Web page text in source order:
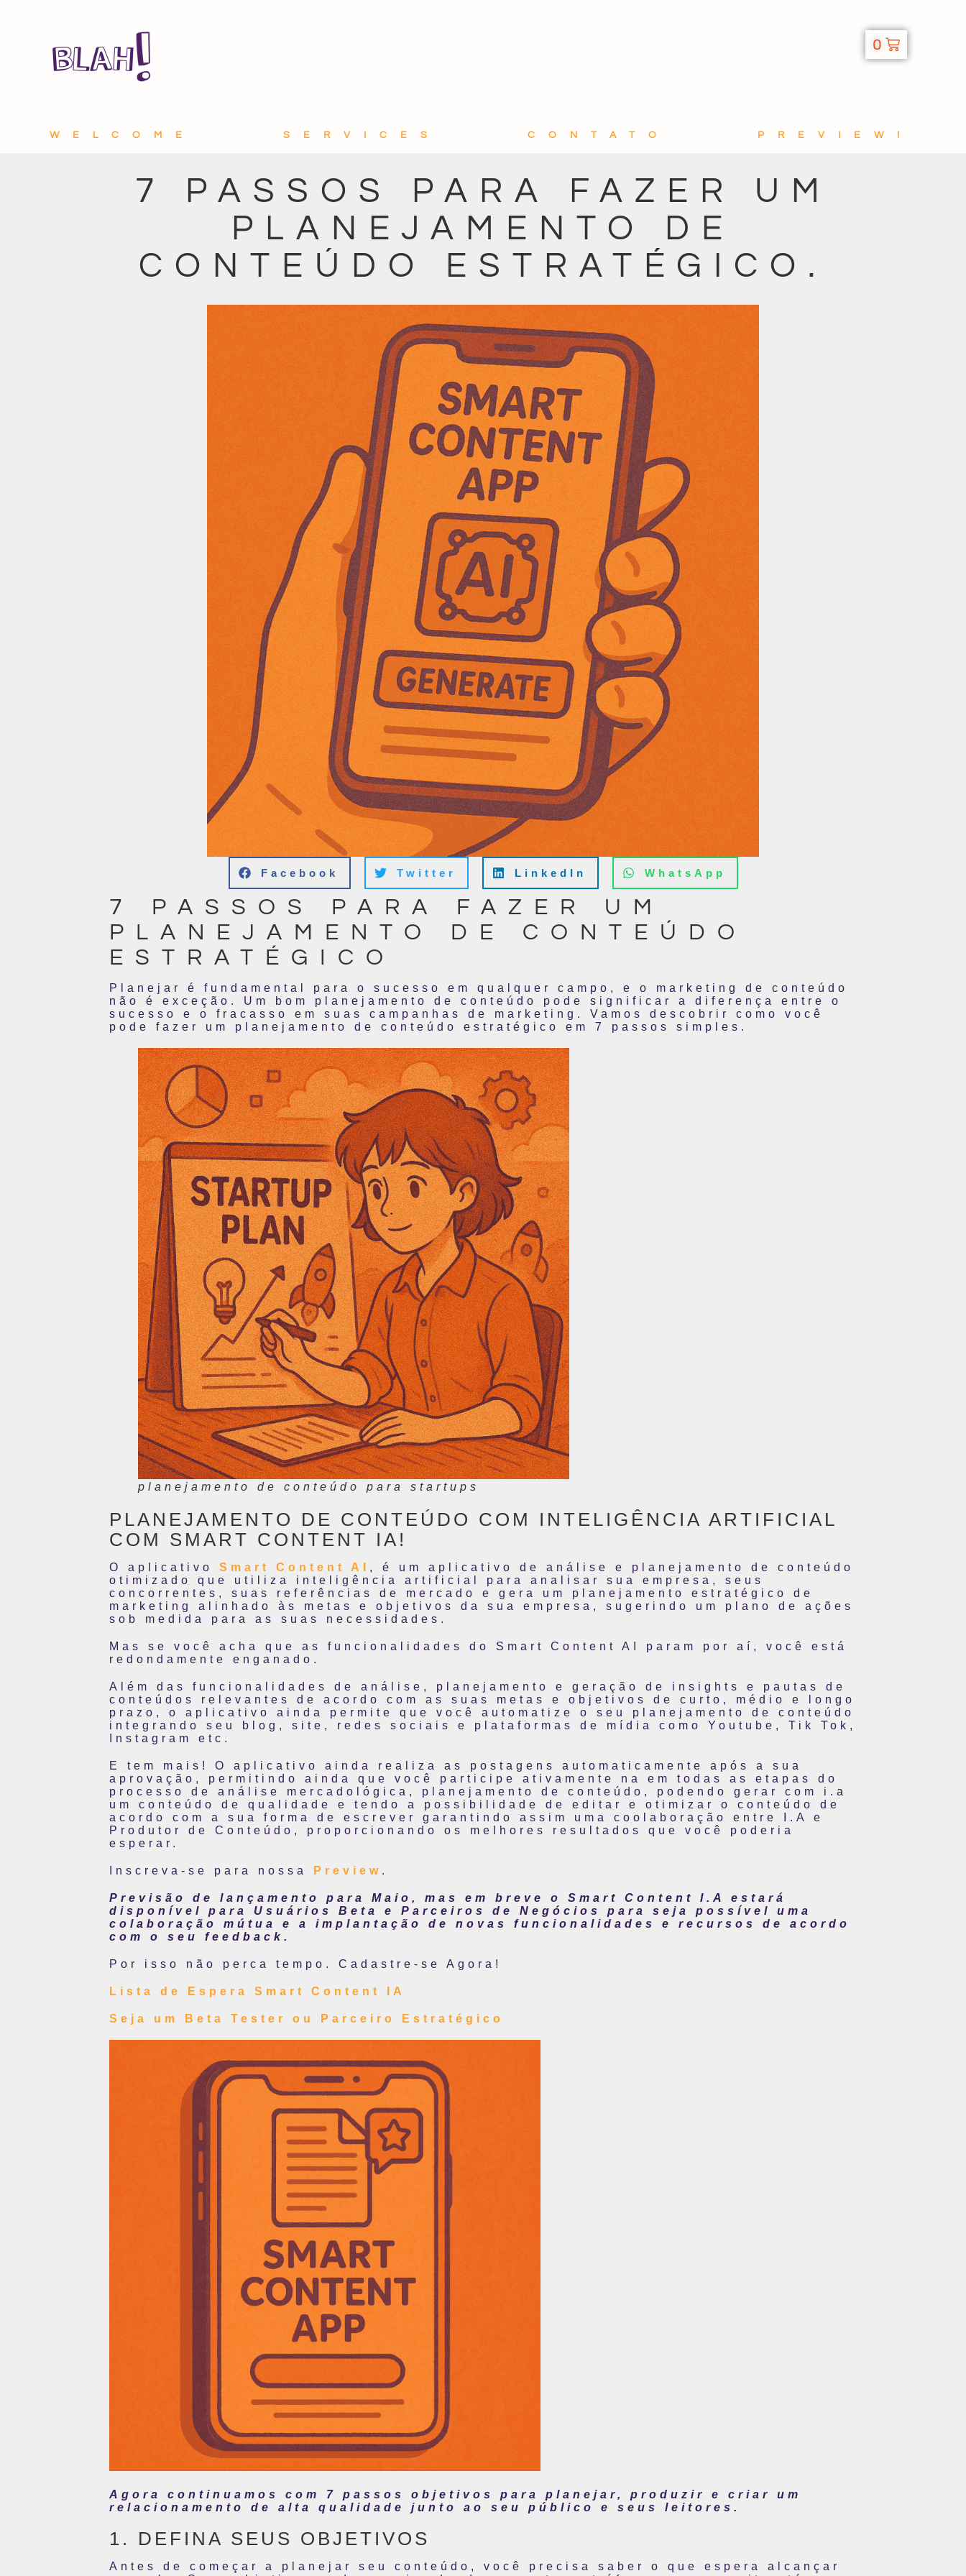
0
WELCOME SERVICES CONTATO PREVIEW!
7 PASSOS PARA FAZER UM
PLANEJAMENTO DE
CONTEÚDO ESTRATÉGICO.
Facebook Twitter LinkedIn WhatsApp
7 PASSOS PARA FAZER UM
PLANEJAMENTO DE CONTEÚDO
ESTRATÉGICO
Planejar é fundamental para o sucesso em qualquer campo, e o marketing de conteúdo
não é exceção. Um bom planejamento de conteúdo pode significar a diferença entre o
sucesso e o fracasso em suas campanhas de marketing. Vamos descobrir como você
pode fazer um planejamento de conteúdo estratégico em 7 passos simples.
planejamento de conteúdo para startups
PLANEJAMENTO DE CONTEÚDO COM INTELIGÊNCIA ARTIFICIAL
COM SMART CONTENT IA!
O aplicativo Smart Content AI , é um aplicativo de análise e planejamento de conteúdo
otimizado que utiliza inteligência artificial para analisar sua empresa, seus
concorrentes, suas referências de mercado e gera um planejamento estratégico de
marketing alinhado às metas e objetivos da sua empresa, sugerindo um plano de ações
sob medida para as suas necessidades.
Mas se você acha que as funcionalidades do Smart Content AI param por aí, você está
redondamente enganado.
Além das funcionalidades de análise, planejamento e geração de insights e pautas de
conteúdos relevantes de acordo com as suas metas e objetivos de curto, médio e longo
prazo, o aplicativo ainda permite que você automatize o seu planejamento de conteúdo
integrando seu blog, site, redes sociais e plataformas de mídia como Youtube, Tik Tok,
Instagram etc.
E tem mais! O aplicativo ainda realiza as postagens automaticamente após a sua
aprovação, permitindo ainda que você participe ativamente na em todas as etapas do
processo de análise mercadológica, planejamento de conteúdo, podendo gerar com i.a
um conteúdo de qualidade e tendo a possibilidade de editar e otimizar o conteúdo de
acordo com a sua forma de escrever garantindo assim uma coolaboração entre I.A e
Produtor de Conteúdo, proporcionando os melhores resultados que você poderia
esperar.
Inscreva-se para nossa Preview .
Previsão de lançamento para Maio, mas em breve o Smart Content I.A estará
disponível para Usuários Beta e Parceiros de Negócios para seja possível uma
colaboração mútua e a implantação de novas funcionalidades e recursos de acordo
com o seu feedback.
Por isso não perca tempo. Cadastre-se Agora!
Lista de Espera Smart Content IA
Seja um Beta Tester ou Parceiro Estratégico
Agora continuamos com 7 passos objetivos para planejar, produzir e criar um
relacionamento de alta qualidade junto ao seu público e seus leitores.
1. DEFINA SEUS OBJETIVOS
Antes de começar a planejar seu conteúdo, você precisa saber o que espera alcançar